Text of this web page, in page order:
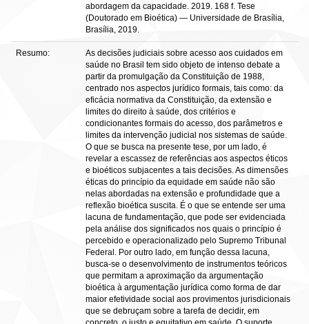
abordagem da capacidade. 2019. 168 f. Tese
(Doutorado em Bioética) — Universidade de Brasília,
Brasília, 2019.
Resumo:
As decisões judiciais sobre acesso aos cuidados em
saúde no Brasil tem sido objeto de intenso debate a
partir da promulgação da Constituição de 1988,
centrado nos aspectos jurídico formais, tais como: da
eficácia normativa da Constituição, da extensão e
limites do direito à saúde, dos critérios e
condicionantes formais do acesso, dos parâmetros e
limites da intervenção judicial nos sistemas de saúde.
O que se busca na presente tese, por um lado, é
revelar a escassez de referências aos aspectos éticos
e bioéticos subjacentes a tais decisões. As dimensões
éticas do princípio da equidade em saúde não são
nelas abordadas na extensão e profundidade que a
reflexão bioética suscita. É o que se entende ser uma
lacuna de fundamentação, que pode ser evidenciada
pela análise dos significados nos quais o princípio é
percebido e operacionalizado pelo Supremo Tribunal
Federal. Por outro lado, em função dessa lacuna,
busca-se o desenvolvimento de instrumentos teóricos
que permitam a aproximação da argumentação
bioética à argumentação jurídica como forma de dar
maior efetividade social aos provimentos jurisdicionais
que se debruçam sobre a tarefa de decidir, em